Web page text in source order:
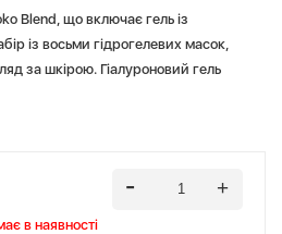
Blend, що включає гель із
із восьми гідрогелевих масок,
за шкірою. Гіалуроновий гель
еластичності та слугує ідеальною
вітамінами. Їх активні компоненти
забезпечуючи видимий
Регулярне використання цього
в наявностi